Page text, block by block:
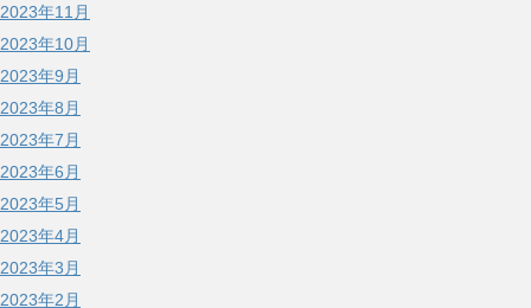
2023年11月
2023年10月
2023年9月
2023年8月
2023年7月
2023年6月
2023年5月
2023年4月
2023年3月
2023年2月